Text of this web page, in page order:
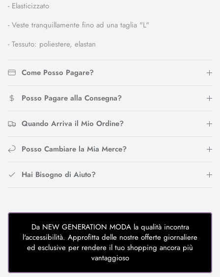
- Elasticizzato
- Veste tranquillamente fino ad una taglia "L"
- Tessuto: poliestere, elastan
Come Posso Pagare?
Posso Pagare alla Consegna?
Quando Arriva il Mio Ordine?
Posso Cambiare la Mia Merce?
Hai Bisogno di Aiuto?
Da NEW GENERATION MODA la qualità incontra
l'accessibilità. Approfitta delle nostre offerte giornaliere
ed esclusive per rendere il tuo shopping ancora più
vantaggioso